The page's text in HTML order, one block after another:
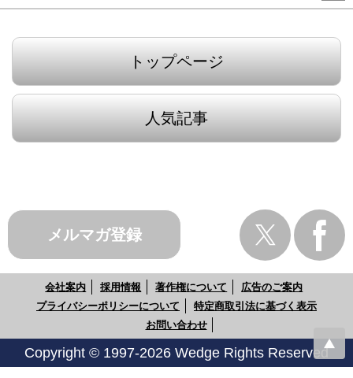
トップページ
人気記事
メルマガ登録
会社案内 採用情報 著作権について
広告のご案内
プライバシーポリシーについて
特定商取引法に基づく表示
お問い合わせ
Copyright © 1997-2026 Wedge Rights Reserved